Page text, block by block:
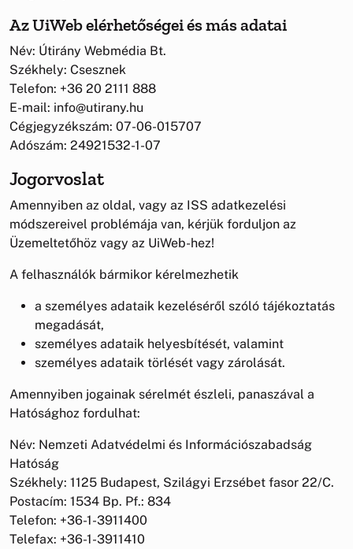
Az UiWeb elérhetőségei és más adatai
Név: Útirány Webmédia Bt.
Székhely: Csesznek
Telefon: +36 20 2111 888
E-mail: info@utirany.hu
Cégjegyzékszám: 07-06-015707
Adószám: 24921532-1-07
Jogorvoslat
Amennyiben az oldal, vagy az ISS adatkezelési
módszereivel problémája van, kérjük forduljon az
Üzemeltetőhöz vagy az UiWeb-hez!
A felhasználók bármikor kérelmezhetik
a személyes adataik kezeléséről szóló tájékoztatás
megadását,
személyes adataik helyesbítését, valamint
személyes adataik törlését vagy zárolását.
Amennyiben jogainak sérelmét észleli, panaszával a
Hatósághoz fordulhat:
Név: Nemzeti Adatvédelmi és Információszabadság
Hatóság
Székhely: 1125 Budapest, Szilágyi Erzsébet fasor 22/C.
Postacím: 1534 Bp. Pf.: 834
Telefon: +36-1-3911400
Telefax: +36-1-3911410